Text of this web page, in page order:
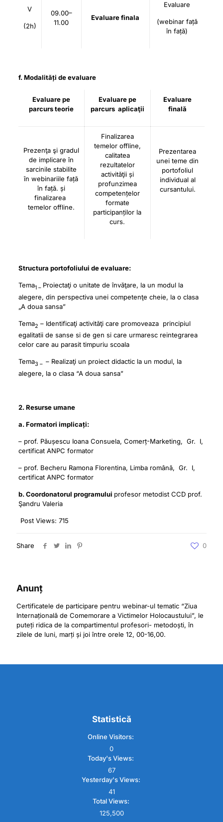
V
(2h)
09.00–
11.00
Evaluare finala
Evaluare
(webinar față
în față)
f. Modalități de evaluare
Evaluare pe
parcurs teorie
Evaluare pe
parcurs aplicaţii
Evaluare
finală
Prezenţa şi gradul
de implicare în
sarcinile stabilite
în webinariile față
în față. și
finalizarea
temelor offline.
Finalizarea
temelor offline,
calitatea
rezultatelor
activităţii și
profunzimea
competențelor
formate
participanților la
curs.
Prezentarea
unei teme din
portofoliul
individual al
cursantului.
Structura portofoliului de evaluare:
Tema1 – Proiectaţi o unitate de învăţare, la un modul la
alegere, din perspectiva unei competenţe cheie, la o clasa
„A doua sansa”
Tema2 – Identificaţi activităţi care promoveaza principiul
egalitatii de sanse si de gen si care urmaresc reintegrarea
celor care au parasit timpuriu scoala
Tema3 – – Realizaţi un proiect didactic la un modul, la
alegere, la o clasa “A doua sansa”
2. Resurse umane
a. Formatori implicați:
– prof. Păușescu Ioana Consuela, Comerț-Marketing, Gr. I,
certificat ANPC formator
– prof. Becheru Ramona Florentina, Limba română, Gr. I,
certificat ANPC formator
b. Coordonatorul programului profesor metodist CCD prof.
Şandru Valeria
Post Views: 715
Share 0
Anunț
Certificatele de participare pentru webinar-ul tematic “Ziua
Internațională de Comemorare a Victimelor Holocaustului”, le
puteți ridica de la compartimentul profesori- metodoști, în
zilele de luni, marți și joi între orele 12, 00-16,00.
Statistică
Online Visitors:
0
Today's Views:
67
Yesterday's Views:
41
Total Views:
125,500